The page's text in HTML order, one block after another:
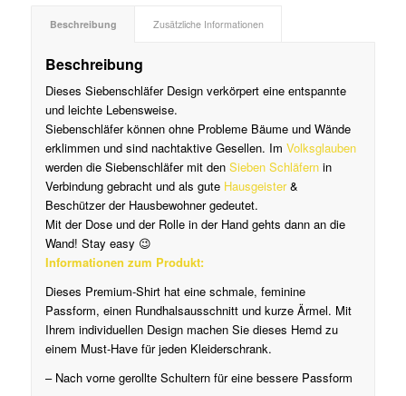
Beschreibung Zusätzliche Informationen
Beschreibung
Dieses Siebenschläfer Design verkörpert eine entspannte
und leichte Lebensweise.
Siebenschläfer können ohne Probleme Bäume und Wände
erklimmen und sind nachtaktive Gesellen. Im Volksglauben
werden die Siebenschläfer mit den Sieben Schläfernin
Verbindung gebracht und als gute Hausgeister&
Beschützer der Hausbewohner gedeutet.
Mit der Dose und der Rolle in der Hand gehts dann an die
Wand! Stay easy 😉
Informationen zum Produkt:
Dieses Premium-Shirt hat eine schmale, feminine
Passform, einen Rundhalsausschnitt und kurze Ärmel. Mit
Ihrem individuellen Design machen Sie dieses Hemd zu
einem Must-Have für jeden Kleiderschrank.
– Nach vorne gerollte Schultern für eine bessere Passform